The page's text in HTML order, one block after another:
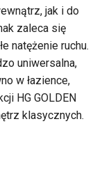
jak i do
zaleca się
natężenie ruchu.
uniwersalna,
w łazience,
HG GOLDEN
klasycznych.